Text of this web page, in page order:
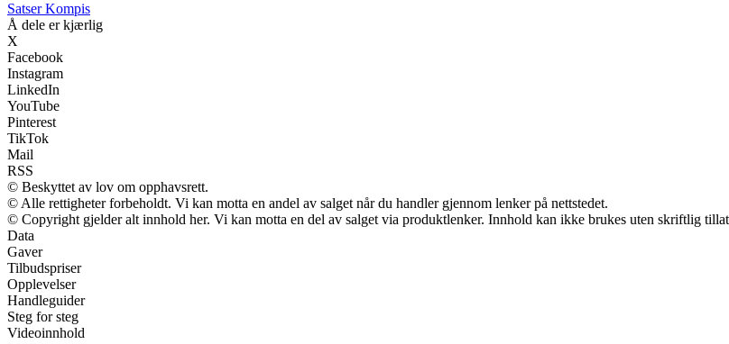
Satser Kompis
Å dele er kjærlig
X
Facebook
Instagram
LinkedIn
YouTube
Pinterest
TikTok
Mail
RSS
© Beskyttet av lov om opphavsrett.
© Alle rettigheter forbeholdt. Vi kan motta en andel av salget når du handler gjennom lenker på nettstedet.
© Copyright gjelder alt innhold her. Vi kan motta en del av salget via produktlenker. Innhold kan ikke brukes uten skriftlig
Data
Gaver
Tilbudspriser
Opplevelser
Handleguider
Steg for steg
Videoinnhold